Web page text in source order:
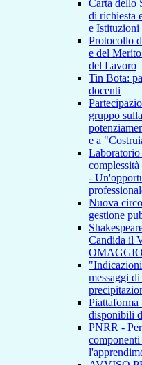
Carta dello
di richiesta
e Istituzioni
Protocollo
e del
del Lavoro
Tin Bota:
docenti
gruppo
e a
Laboratorio
-
Nuova
gestione
Candida il
OMAGGIO
messaggi
disponibili
PNRR -